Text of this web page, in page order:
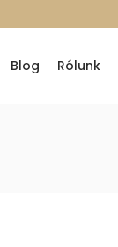
Blog Rólunk